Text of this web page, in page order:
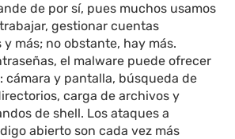
de por sí, pues muchos usamos
gestionar cuentas
más; no obstante, hay más.
el malware puede ofrecer
cámara y pantalla, búsqueda de
carga de archivos y
de shell. Los ataques a
abierto son cada vez más